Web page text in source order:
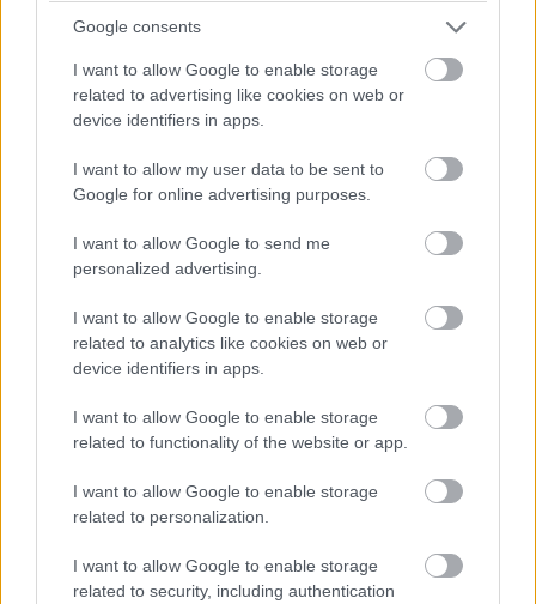
Google consents
I want to allow Google to enable storage
related to advertising like cookies on web or
device identifiers in apps.
I want to allow my user data to be sent to
Google for online advertising purposes.
I want to allow Google to send me
personalized advertising.
I want to allow Google to enable storage
related to analytics like cookies on web or
device identifiers in apps.
I want to allow Google to enable storage
related to functionality of the website or app.
I want to allow Google to enable storage
related to personalization.
I want to allow Google to enable storage
related to security, including authentication
kivitelezésében valósult meg.
Az NMHH új épülete egyfajta tudásközpontként
terveződött és valósul meg
2021.12.19